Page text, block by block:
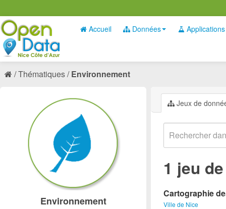
Accueil Données Applications
Thématiques Environnement
Jeux de
1 jeu
Cartographie
Ville de Nice
Environnement